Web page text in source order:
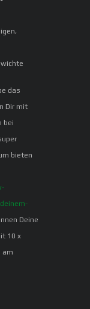
das
Dir mit
bei
bieten
Deine
10 x
am